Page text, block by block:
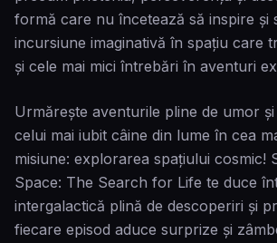
formă care nu încetează să inspire și
incursiune imaginativă în spațiu care
și cele mai mici întrebări în aventuri
Urmărește aventurile pline de umor
celui mai iubit câine din lume în cea
misiune: explorarea spațiului cosmic!
Space: The Search for Life te duce
intergalactică plină de descoperiri și
fiecare episod aduce surprize și